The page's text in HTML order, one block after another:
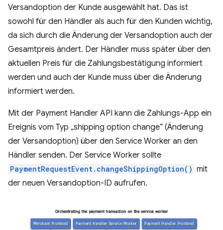
Versandoption der Kunde ausgewählt hat. Das ist
sowohl für den Händler als auch für den Kunden wichtig,
da sich durch die Änderung der Versandoption auch der
Gesamtpreis ändert. Der Händler muss später über den
aktuellen Preis für die Zahlungsbestätigung informiert
werden und auch der Kunde muss über die Änderung
informiert werden.
Mit der Payment Handler API kann die Zahlungs-App ein
Ereignis vom Typ „shipping option change“ (Änderung
der Versandoption) über den Service Worker an den
Händler senden. Der Service Worker sollte
PaymentRequestEvent.changeShippingOption() mit
der neuen Versandoption-ID aufrufen.